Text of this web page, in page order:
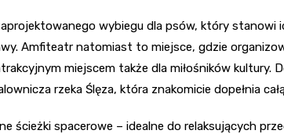
wybiegu dla psów, który stanowi
Amfiteatr natomiast to miejsce, gdzie
miejscem także dla miłośników kultury.
rzeka Ślęza, która znakomicie dopełnia
ścieżki spacerowe – idealne do relaksujących